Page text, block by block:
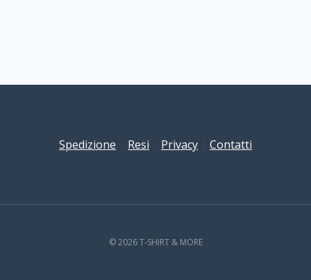
Spedizione Resi Privacy Contatti
© 2026 T-SHIRT & MORE